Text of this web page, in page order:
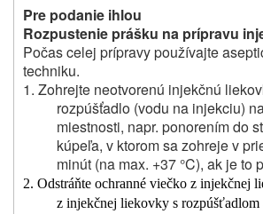
Pre podanie ihlou
Rozpustenie prášku na prípravu
Počas celej prípravy používajte
techniku.
1. Zohrejte neotvorenú injekčnú
rozpúšťadlo (vodu na injekciu)
miestnosti, napr. ponorením do
kúpeľa, v ktorom sa zohreje v
minút (na max. +37 °C), ak je to
2. Odstráňte ochranné viečko z injekčnej
z injekčnej liekovky s rozpúšťadlom